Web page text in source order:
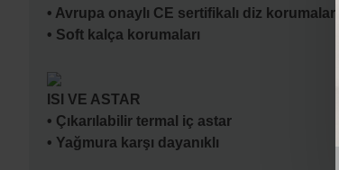
• Avrupa onaylı CE sertifikalı diz korumaları
• Soft kalça korumaları
ISI VE ASTAR
• Çıkarılabilir termal iç astar
• Yağmura karşı dayanıklı